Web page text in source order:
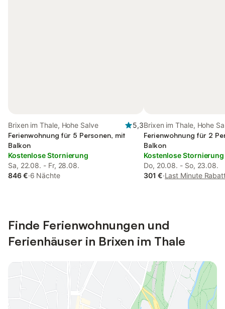
Brixen im Thale, Hohe Salve
5,3
Ferienwohnung für 5 Personen, mit
Balkon
Kostenlose Stornierung
Sa, 22.08. - Fr, 28.08.
846 €·6 Nächte
Brixen im Thale, Hohe
Ferienwohnung für 2
Balkon
Kostenlose Stornierung
Do, 20.08. - So, 23.08.
301 €·Last Minute
Finde Ferienwohnungen und
Ferienhäuser in Brixen im Thale